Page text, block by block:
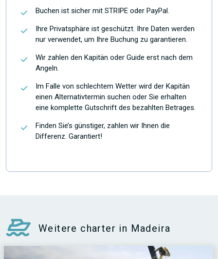
Buchen ist sicher mit STRIPE oder PayPal.
Ihre Privatsphäre ist geschützt. Ihre Daten werden
nur verwendet, um Ihre Buchung zu garantieren.
Wir zahlen den Kapitän oder Guide erst nach dem
Angeln.
Im Falle von schlechtem Wetter wird der Kapitän
einen Alternativtermin suchen oder Sie erhalten
eine komplette Gutschrift des bezahlten Betrages.
Finden Sie’s günstiger, zahlen wir Ihnen die
Differenz. Garantiert!
Weitere charter in Madeira